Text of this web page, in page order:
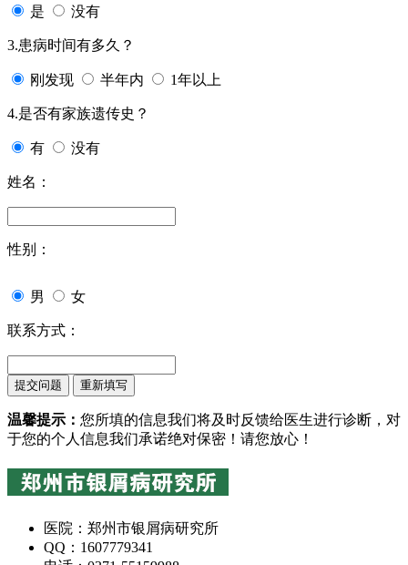
是 没有
3.患病时间有多久？
刚发现 半年内 1年以上
4.是否有家族遗传史？
有 没有
姓名：
性别：
男 女
联系方式：
温馨提示： 您所填的信息我们将及时反馈给医生进行诊断，对
于您的个人信息我们承诺绝对保密！请您放心！
医院：郑州市银屑病研究所
QQ：1607779341